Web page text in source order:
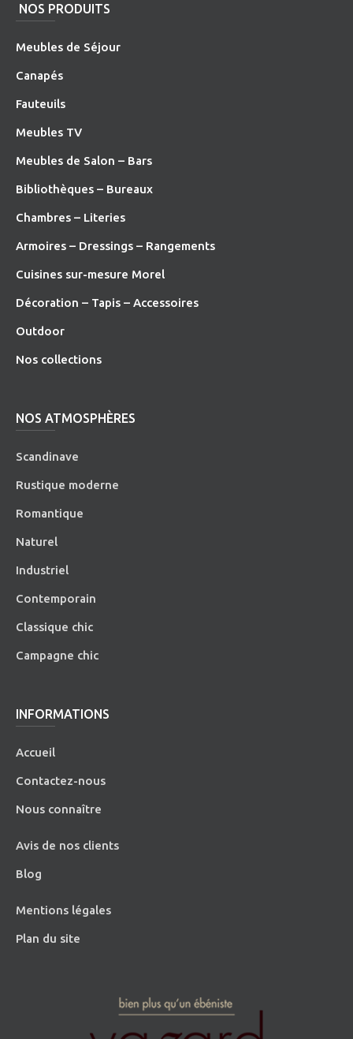
NOS PRODUITS
Meubles de Séjour
Canapés
Fauteuils
Meubles TV
Meubles de Salon – Bars
Bibliothèques – Bureaux
Chambres – Literies
Armoires – Dressings – Rangements
Cuisines sur-mesure Morel
Décoration – Tapis – Accessoires
Outdoor
Nos collections
NOS ATMOSPHÈRES
Scandinave
Rustique moderne
Romantique
Naturel
Industriel
Contemporain
Classique chic
Campagne chic
INFORMATIONS
Accueil
Contactez-nous
Nous connaître
Avis de nos clients
Blog
Mentions légales
Plan du site